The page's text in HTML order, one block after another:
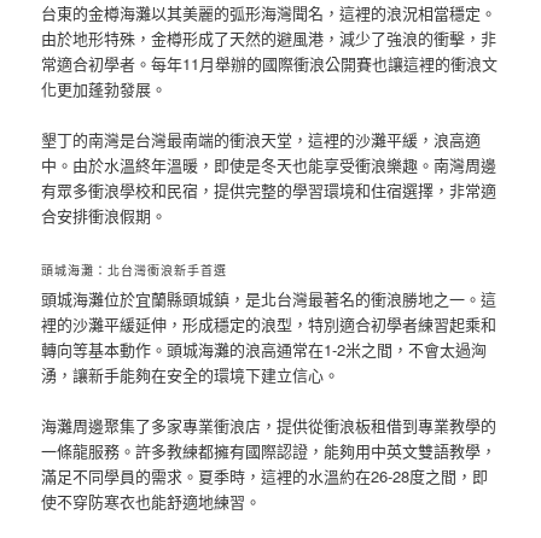
台東的金樽海灘以其美麗的弧形海灣聞名，這裡的浪況相當穩定。
由於地形特殊，金樽形成了天然的避風港，減少了強浪的衝擊，非
常適合初學者。每年11月舉辦的國際衝浪公開賽也讓這裡的衝浪文
化更加蓬勃發展。
墾丁的南灣是台灣最南端的衝浪天堂，這裡的沙灘平緩，浪高適
中。由於水溫終年溫暖，即使是冬天也能享受衝浪樂趣。南灣周邊
有眾多衝浪學校和民宿，提供完整的學習環境和住宿選擇，非常適
合安排衝浪假期。
頭城海灘：北台灣衝浪新手首選
頭城海灘位於宜蘭縣頭城鎮，是北台灣最著名的衝浪勝地之一。這
裡的沙灘平緩延伸，形成穩定的浪型，特別適合初學者練習起乘和
轉向等基本動作。頭城海灘的浪高通常在1-2米之間，不會太過洶
湧，讓新手能夠在安全的環境下建立信心。
海灘周邊聚集了多家專業衝浪店，提供從衝浪板租借到專業教學的
一條龍服務。許多教練都擁有國際認證，能夠用中英文雙語教學，
滿足不同學員的需求。夏季時，這裡的水溫約在26-28度之間，即
使不穿防寒衣也能舒適地練習。